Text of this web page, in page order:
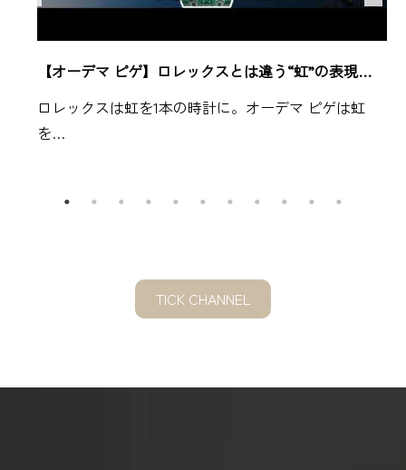
【オーデマ ピゲ】ロレックスとは違う“虹”の表現…
ロレックスは虹を1本の時計に。オーデマ ピゲは虹
を…
TICK CHANNEL